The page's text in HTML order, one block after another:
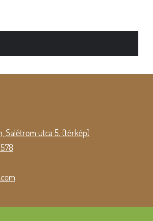
Salétrom utca 5. (térkép)